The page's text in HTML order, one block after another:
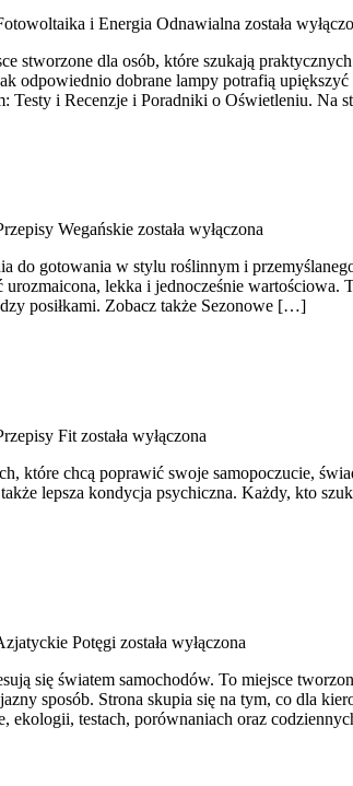
i Energia Odnawialna została
stworzone dla osób, które szukają
odpowiednio dobrane lampy potrafią
Testy i Recenzje i Poradniki o Oświetleniu. Na
Wegańskie została wyłączona
do gotowania w stylu roślinnym i
lekka i jednocześnie
posiłkami. Zobacz także Sezonowe […]
Fit została wyłączona
które chcą poprawić swoje samopoczucie,
lepsza kondycja psychiczna. Każdy, kto
Potęgi została wyłączona
się światem samochodów. To miejsce
sposób. Strona skupia się na tym, co dla
ekologii, testach, porównaniach oraz